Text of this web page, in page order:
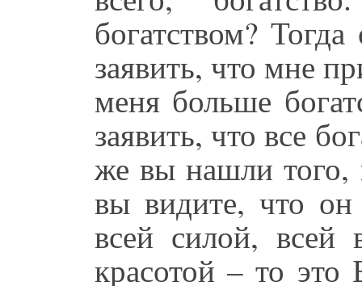
богатством?
заявить, что мне
меня больше
заявить, что все
же вы нашли того,
вы видите, что он
всей силой, всей
красотой – то